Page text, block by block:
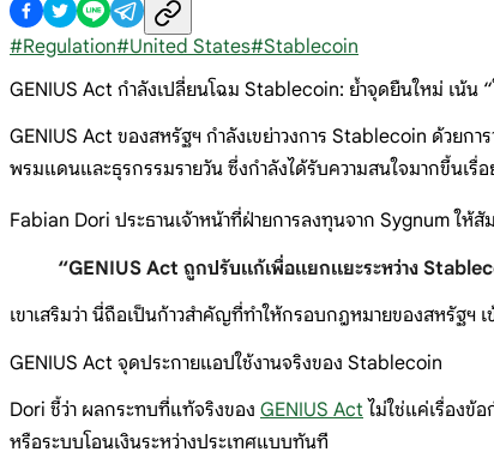
#Regulation#United States#Stablecoin
GENIUS Act กำลังเปลี่ยนโฉม Stablecoin: ย้ำจุดยืนใหม่ เน้น
GENIUS Act ของสหรัฐฯ กำลังเขย่าวงการ Stablecoin ด้วยก
พรมแดนและธุรกรรมรายวัน ซึ่งกำลังได้รับความสนใจมากขึ้น
Fabian Dori ประธานเจ้าหน้าที่ฝ่ายการลงทุนจาก Sygnum ใ
“GENIUS Act ถูกปรับแก้เพื่อแยกแยะระหว่าง
เขาเสริมว่า นี่ถือเป็นก้าวสำคัญที่ทำให้กรอบกฎหมายของสหรัฐฯ
GENIUS Act จุดประกายแอปใช้งานจริงของ Stablecoin
Dori ชี้ว่า ผลกระทบที่แท้จริงของ GENIUS Act ไม่ใช่แค่เรื่องข้
หรือระบบโอนเงินระหว่างประเทศแบบทันที